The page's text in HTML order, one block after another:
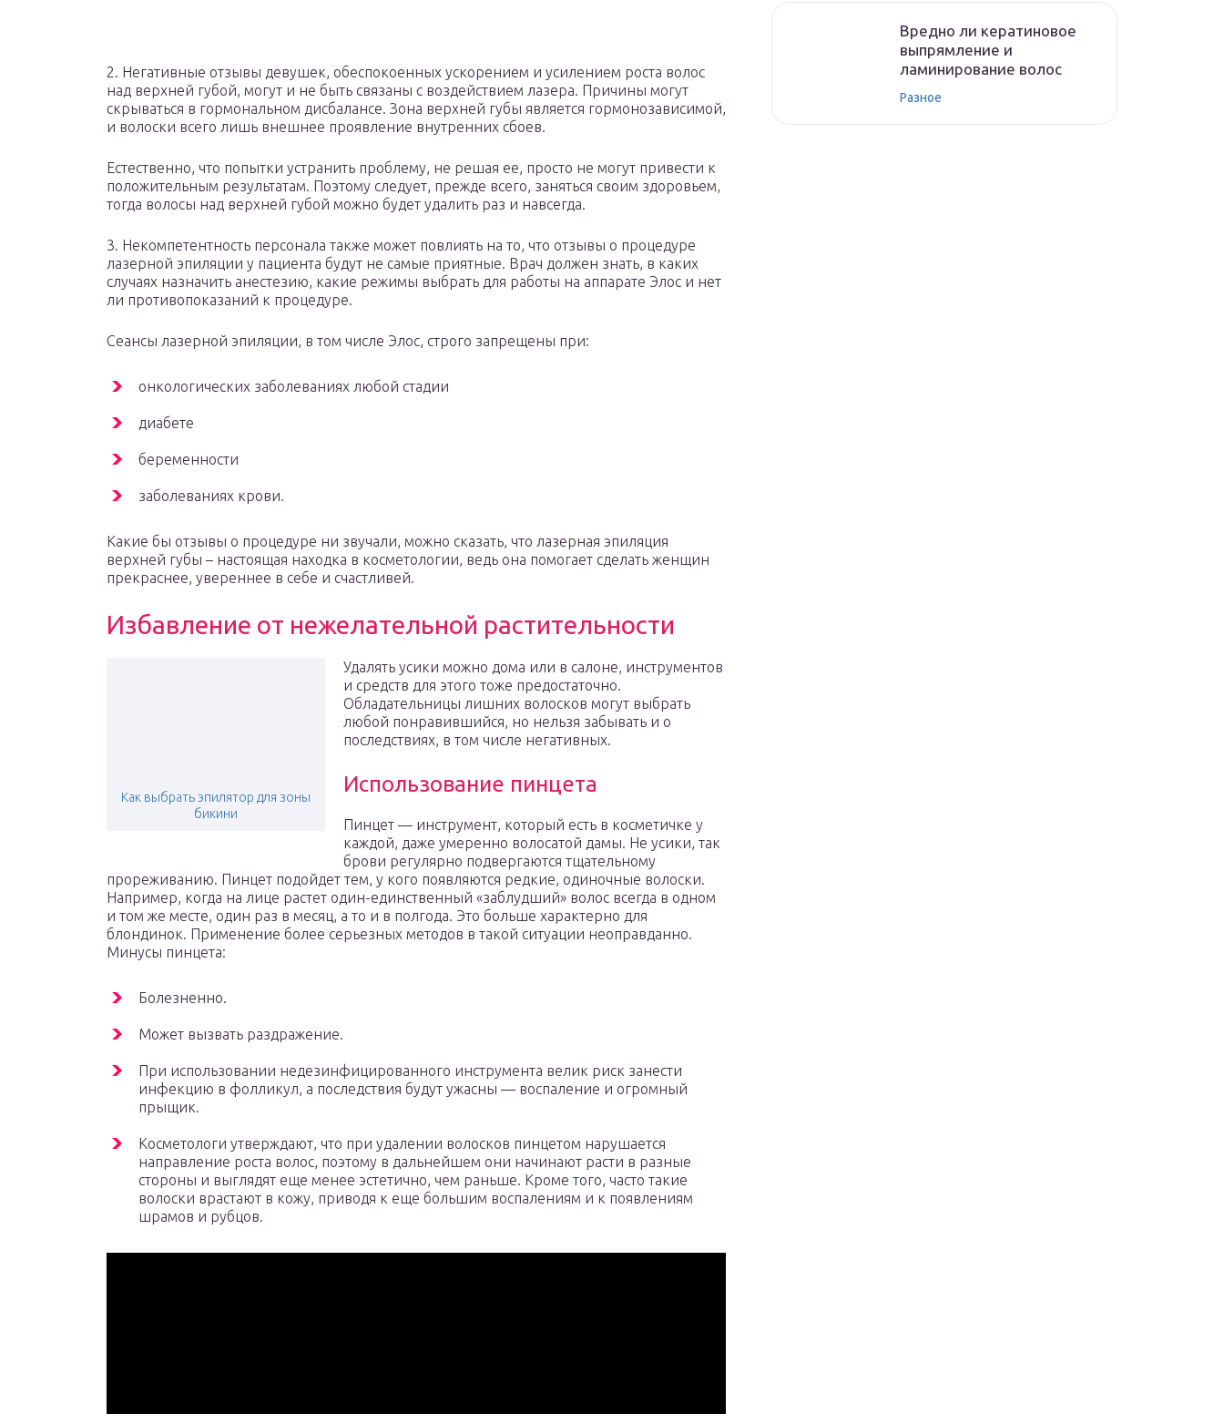
2. Негативные отзывы девушек, обеспокоенных ускорением и усилением роста волос
над верхней губой, могут и не быть связаны с воздействием лазера. Причины могут
скрываться в гормональном дисбалансе. Зона верхней губы является гормонозависимой,
и волоски всего лишь внешнее проявление внутренних сбоев.
Естественно, что попытки устранить проблему, не решая ее, просто не могут привести к
положительным результатам. Поэтому следует, прежде всего, заняться своим здоровьем,
тогда волосы над верхней губой можно будет удалить раз и навсегда.
3. Некомпетентность персонала также может повлиять на то, что отзывы о процедуре
лазерной эпиляции у пациента будут не самые приятные. Врач должен знать, в каких
случаях назначить анестезию, какие режимы выбрать для работы на аппарате Элос и нет
ли противопоказаний к процедуре.
Сеансы лазерной эпиляции, в том числе Элос, строго запрещены при:
онкологических заболеваниях любой стадии
диабете
беременности
заболеваниях крови.
Какие бы отзывы о процедуре ни звучали, можно сказать, что лазерная эпиляция
верхней губы – настоящая находка в косметологии, ведь она помогает сделать женщин
прекраснее, увереннее в себе и счастливей.
Избавление от нежелательной растительности
Как выбрать эпилятор для зоны
бикини
Удалять усики можно дома или в салоне, инструментов
и средств для этого тоже предостаточно.
Обладательницы лишних волосков могут выбрать
любой понравившийся, но нельзя забывать и о
последствиях, в том числе негативных.
Использование пинцета
Пинцет — инструмент, который есть в косметичке у
каждой, даже умеренно волосатой дамы. Не усики, так
брови регулярно подвергаются тщательному
прореживанию. Пинцет подойдет тем, у кого появляются редкие, одиночные волоски.
Например, когда на лице растет один-единственный «заблудший» волос всегда в одном
и том же месте, один раз в месяц, а то и в полгода. Это больше характерно для
блондинок. Применение более серьезных методов в такой ситуации неоправданно.
Минусы пинцета:
Болезненно.
Может вызвать раздражение.
При использовании недезинфицированного инструмента велик риск занести
инфекцию в фолликул, а последствия будут ужасны — воспаление и огромный
прыщик.
Косметологи утверждают, что при удалении волосков пинцетом нарушается
направление роста волос, поэтому в дальнейшем они начинают расти в разные
стороны и выглядят еще менее эстетично, чем раньше. Кроме того, часто такие
волоски врастают в кожу, приводя к еще большим воспалениям и к появлениям
шрамов и рубцов.
Вредно ли кератиновое
выпрямление и
ламинирование волос
Разное